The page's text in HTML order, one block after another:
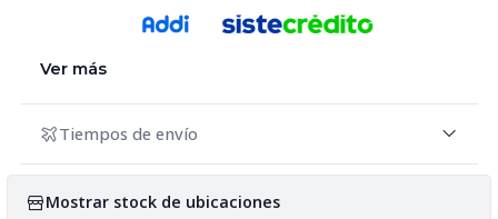
Ver más
Tiempos de envío
Mostrar stock de ubicaciones